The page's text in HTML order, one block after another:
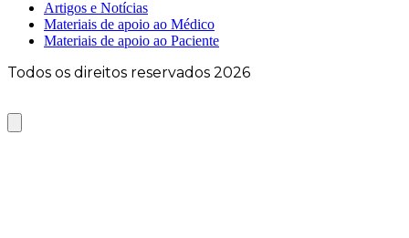
Artigos e Notícias
Materiais de apoio ao Médico
Materiais de apoio ao Paciente
Todos os direitos reservados 2026